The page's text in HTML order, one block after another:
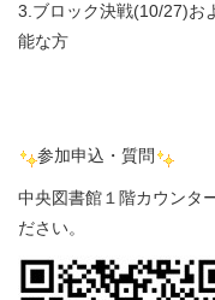
3.ブロック決戦(10/27)お
能な方
参加申込・質問
中央図書館１階カウンタ
ださい。